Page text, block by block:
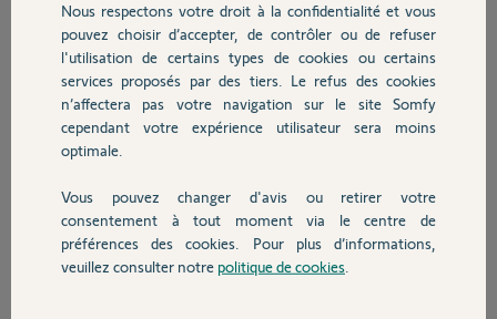
Chauffage
Autres produits
Devis avec un pro
Contact
Rémi G.
il y a presque 2 ans
Réponses
Bonjour Rémi
Il faut la même adresse mail entre les deux applications.
Nous respectons votre droit à la confidentialité et vous
pouvez choisir d’accepter, de contrôler ou de refuser
l'utilisation de certains types de cookies ou certains
services proposés par des tiers. Le refus des cookies
n’affectera pas votre navigation sur le site Somfy
cependant votre expérience utilisateur sera moins
optimale.
Vous pouvez changer d'avis ou retirer votre
consentement à tout moment via le centre de
préférences des cookies. Pour plus d’informations,
veuillez consulter notre politique de cookies